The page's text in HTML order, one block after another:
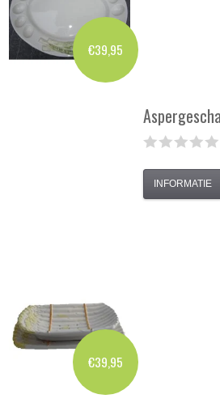
€39,95
INFORMATIE
€39,95